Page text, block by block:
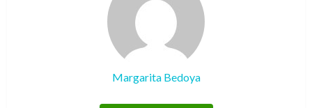
Margarita Bedoya